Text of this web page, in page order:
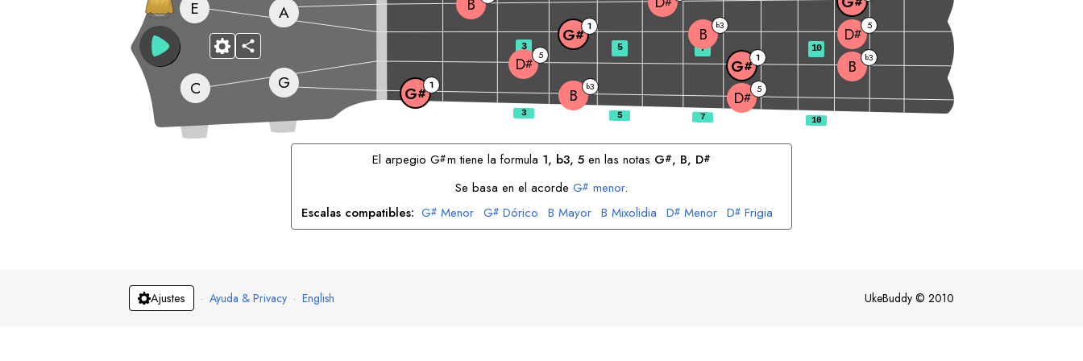
G
G# 1 B b3
D# 5
C
D# 5
G# 1 B b3
E
G# 1 B b3 D# 5
A
3 5 7 10
El arpegioG#m tiene la formula 1, b3, 5en las notas G#, B, D#
Se basa en el acorde G# menor.
Escalas compatibles: G# Menor G# Dórico B Mayor B Mixolidia D# Menor D# Frigia
Ajustes · Ayuda & Privacy · English UkeBuddy © 2010